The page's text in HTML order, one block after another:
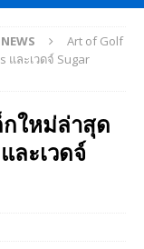
Art of Golf
และเวดจ์ Sugar
ใหม่ล่าสุด
ละเวดจ์